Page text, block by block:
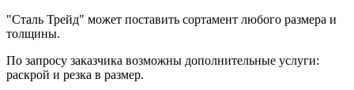
"Сталь Трейд" может поставить сортамент любого размера и
толщины.
По запросу заказчика возможны дополнительные услуги:
раскрой и резка в размер.